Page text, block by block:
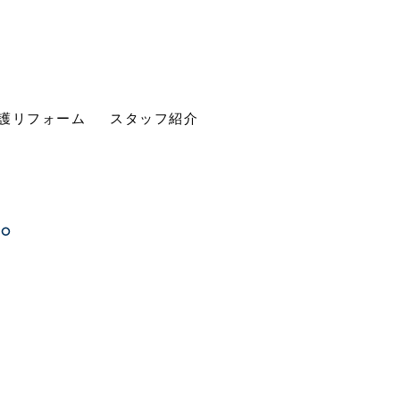
リフォーム スタッフ紹介